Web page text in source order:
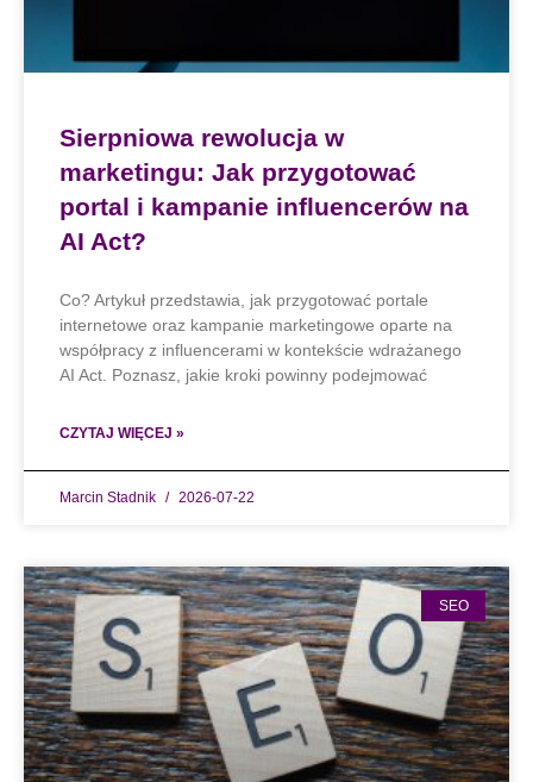
Sierpniowa rewolucja w
marketingu: Jak przygotować
portal i kampanie influencerów na
AI Act?
Co? Artykuł przedstawia, jak przygotować portale
internetowe oraz kampanie marketingowe oparte na
współpracy z influencerami w kontekście wdrażanego
AI Act. Poznasz, jakie kroki powinny podejmować
CZYTAJ WIĘCEJ »
Marcin Stadnik 2026-07-22
SEO